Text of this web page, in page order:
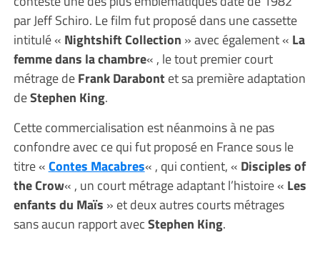
par Jeff Schiro. Le film fut proposé dans une cassette
intitulé « Nightshift Collection » avec également « La
femme dans la chambre« , le tout premier court
métrage deFrank Darabont et sa première adaptation
deStephen King.
Cette commercialisation est néanmoins à ne pas
confondre avec ce qui fut proposé en France sous le
titre «Contes Macabres« , qui contient, « Disciples of
the Crow« , un court métrage adaptant l’histoire « Les
enfants du Maïs » et deux autres courts métrages
sans aucun rapport avecStephen King.